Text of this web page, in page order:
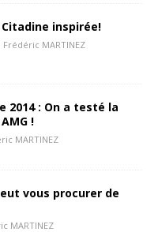
Citadine inspirée!
Frédéric MARTINEZ
2014 : On a testé la
!
MARTINEZ
vous procurer de
MARTINEZ